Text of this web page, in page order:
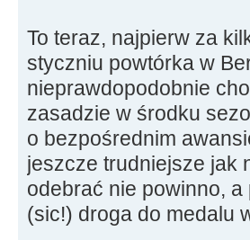
To teraz, najpierw za
styczniu powtórka w
nieprawdopodobnie
zasadzie w środku
o bezpośrednim
jeszcze trudniejsze jak
odebrać nie powinno,
(sic!) droga do medalu